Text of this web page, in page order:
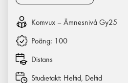
Komvux – Ämnesnivå Gy25
Poäng: 100
Distans
Studietakt: Heltid, Deltid